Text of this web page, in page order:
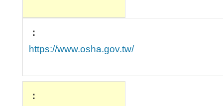
https://www.osha.gov.tw/